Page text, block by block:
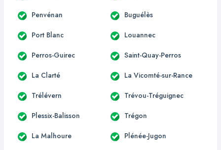
Penvénan Buguélès
Port Blanc Louannec
Perros-Guirec Saint-Quay-Perros
La Clarté La Vicomté-sur-Rance
Trélévern Trévou-Tréguignec
Plessix-Balisson Trégon
La Malhoure Plénée-Jugon